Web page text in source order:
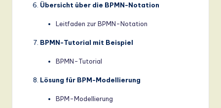
Übersicht über die BPMN-Notation
Leitfaden zur BPMN-Notation
BPMN-Tutorial mit Beispiel
BPMN-Tutorial
Lösung für BPM-Modellierung
BPM-Modellierung